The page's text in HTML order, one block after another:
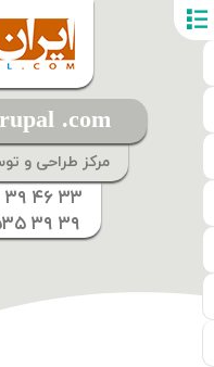
.com
مرکز طراحی و
+۹۸ - ۲۱
+۹۸ -